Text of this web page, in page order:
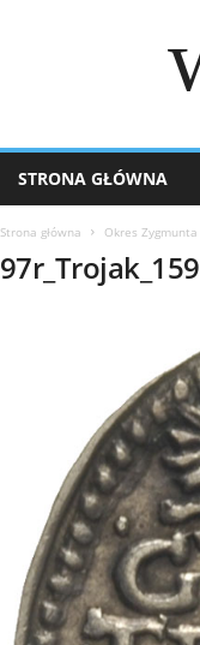
STRONA GŁÓWNA
Strona główna Okres